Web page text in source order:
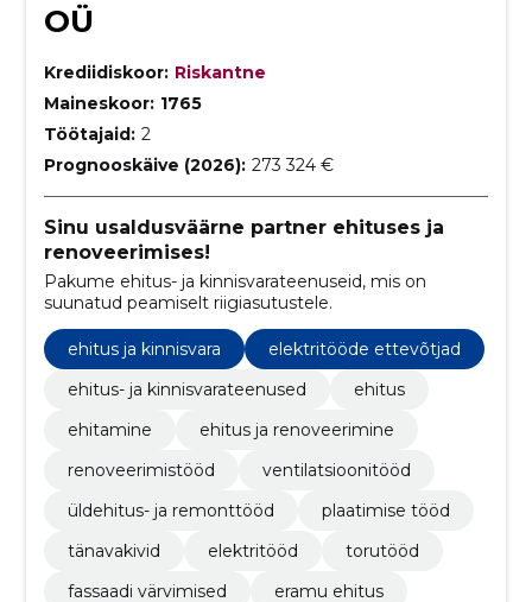
OÜ
Krediidiskoor: Riskantne
Maineskoor: 1765
Töötajaid: 2
Prognooskäive (2026): 273 324 €
Sinu usaldusväärne partner ehituses ja
renoveerimises!
Pakume ehitus- ja kinnisvarateenuseid, mis on
suunatud peamiselt riigiasutustele.
ehitus ja kinnisvara
elektritööde ettevõtjad
ehitus- ja kinnisvarateenused
ehitus
ehitamine
ehitus ja renoveerimine
renoveerimistööd
ventilatsioonitööd
üldehitus- ja remonttööd
plaatimise tööd
tänavakivid
elektritööd
torutööd
fassaadi värvimised
eramu ehitus